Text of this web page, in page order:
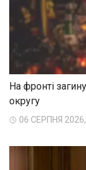
На фронті
округу
06 СЕРПНЯ